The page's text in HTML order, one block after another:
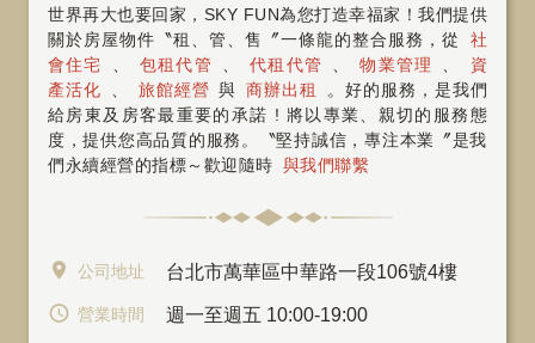
世界再大也要回家，SKY FUN為您打造幸福家！我們提供
關於房屋物件〝租、管、售〞一條龍的整合服務，從
社
會住宅
包租代管 代租代管 物業管理
資
產活化
旅館經營 與 商辦出租
。好的服務，是我們
給房東及房客最重要的承諾 ! 將以專業、親切的服務態
度，提供您高品質的服務。〝堅持誠信，專注本業〞是我
們永續經營的指標～歡迎隨時 與我們聯繫
公司地址 台北市萬華區中華路一段106號4樓
營業時間 週一至週五 10:00-19:00